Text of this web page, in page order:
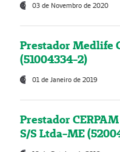
03 de Novembro de 2020
Prestador Medlife
(51004334-2)
01 de Janeiro de 2019
Prestador
S/S Ltda-ME